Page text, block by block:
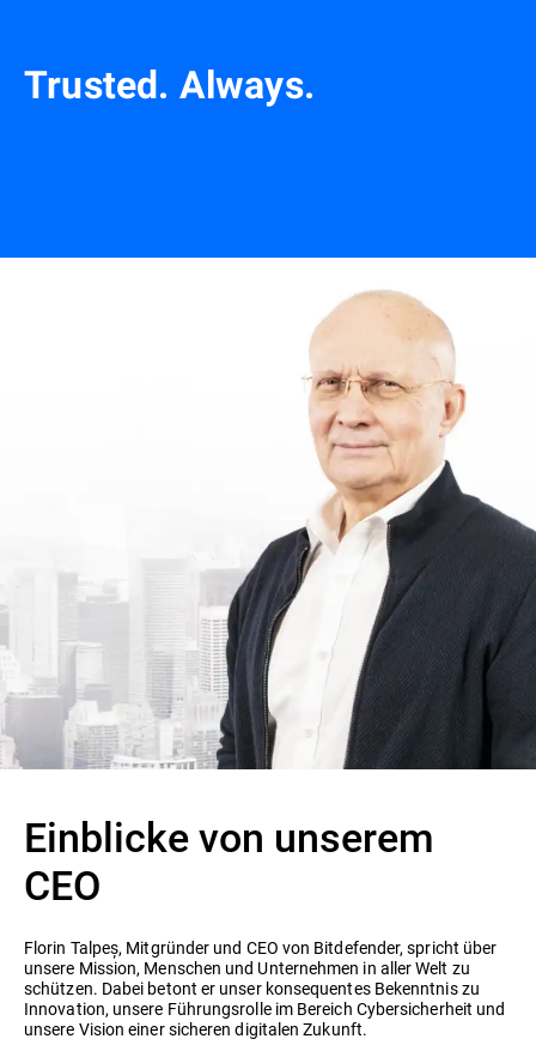
Trusted. Always.
Einblicke von unserem
CEO
Florin Talpeș, Mitgründer und CEO von Bitdefender, spricht über
unsere Mission, Menschen und Unternehmen in aller Welt zu
schützen. Dabei betont er unser konsequentes Bekenntnis zu
Innovation, unsere Führungsrolle im Bereich Cybersicherheit und
unsere Vision einer sicheren digitalen Zukunft.